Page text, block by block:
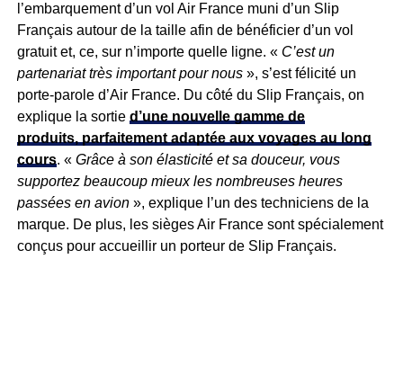
l’embarquement d’un vol Air France muni d’un Slip
Français autour de la taille afin de bénéficier d’un vol
gratuit et, ce, sur n’importe quelle ligne. « C’est un
partenariat très important pour nous», s’est félicité un
porte-parole d’Air France. Du côté du Slip Français, on
explique la sortie d’une nouvelle gamme de
produits, parfaitement adaptée aux voyages au long
cours. « Grâce à son élasticité et sa douceur, vous
supportez beaucoup mieux les nombreuses heures
passées en avion», explique l’un des techniciens de la
marque. De plus, les sièges Air France sont spécialement
conçus pour accueillir un porteur de Slip Français.